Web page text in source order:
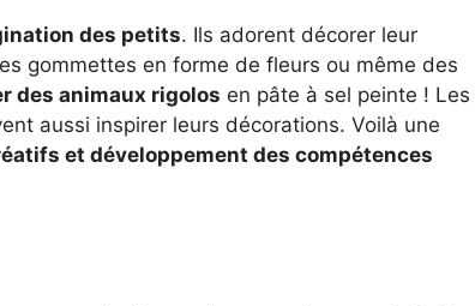
des petits. Ils adorent décorer leur
gommettes en forme de fleurs ou même des
des animaux rigolos en pâte à sel peinte ! Les
aussi inspirer leurs décorations. Voilà une
et développement des compétences